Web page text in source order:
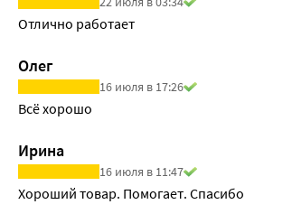
Отлично работает
Олег
16 июля в 17:26
Всё хорошо
Ирина
16 июля в 11:47
Хороший товар. Помогает. Спасибо